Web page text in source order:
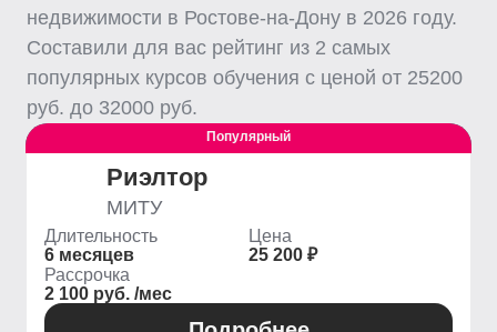
недвижимости в Ростове-на-Дону в 2026 году.
Составили для вас рейтинг из 2 самых
популярных курсов обучения с ценой от 25200
руб. до 32000 руб.
Выгодный
Популярный
Риэлтор
МИТУ
Длительность
6 месяцев
Цена
25 200 ₽
Рассрочка
2 100 руб. /мес